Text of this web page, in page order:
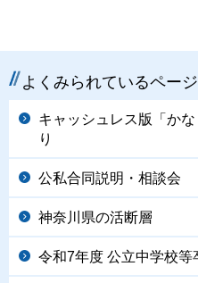
よくみられているページ
キャッシュレス版「か
り
公私合同説明・相談会
神奈川県の活断層
令和7年度 公立中学校等